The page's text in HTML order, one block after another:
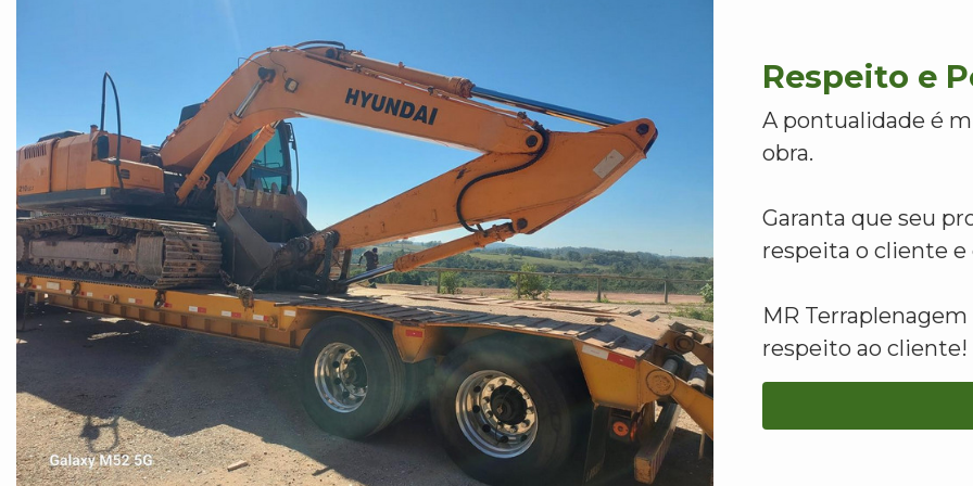
Respeito e
A pontualidade é
obra.
Garanta que seu
respeita o cliente e
MR
respeito ao cliente!